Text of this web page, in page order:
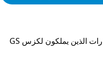
الذين يملكون
لكزس GS